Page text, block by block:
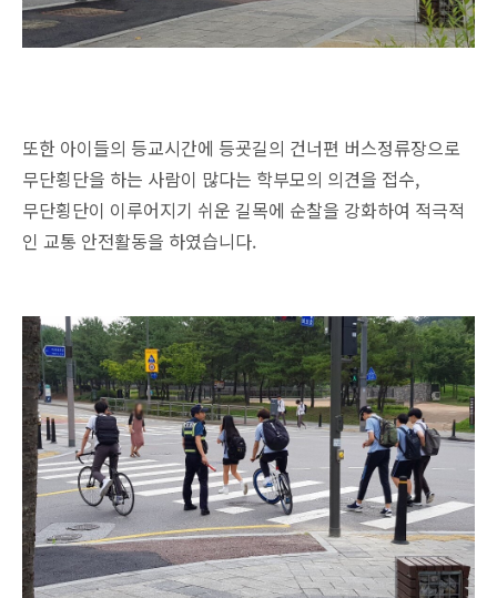
또한 아이들의 등교시간에 등굣길의 건너편 버스정류장으로
무단횡단을 하는 사람이 많다는 학부모의 의견을 접수,
무단횡단이 이루어지기 쉬운 길목에 순찰을 강화하여 적극적
인 교통 안전활동을 하였습니다.